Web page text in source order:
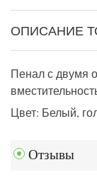
ОПИСАНИЕ
Пенал с двумя
Цвет: Белый,
Отзывы